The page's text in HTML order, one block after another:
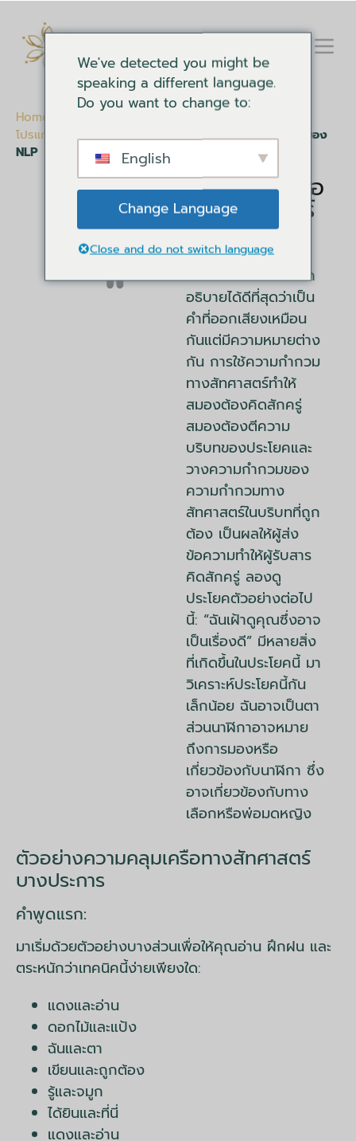
Home เอกสารการพัฒนาตนเอง
คลังข้อมูลการเขียน
โปรแกรมทางภาษาประสาท-ความคลุมเครือทางสัทศาสตร์ของ
NLP
ความคลุมเครือ
ทางสัทศาสตร์
ของ NLP
ใน NLP ความกำกวม
ทางสัทศาสตร์สามารถ
อธิบายได้ดีที่สุดว่าเป็น
คำที่ออกเสียงเหมือน
กันแต่มีความหมายต่าง
กัน การใช้ความกำกวม
ทางสัทศาสตร์ทำให้
สมองต้องคิดสักครู่
สมองต้องตีความ
บริบทของประโยคและ
วางความกำกวมของ
ความกำกวมทาง
สัทศาสตร์ในบริบทที่ถูก
ต้อง เป็นผลให้ผู้ส่ง
ข้อความทำให้ผู้รับสาร
คิดสักครู่ ลองดู
ประโยคตัวอย่างต่อไป
นี้: “ฉันเฝ้าดูคุณซึ่งอาจ
เป็นเรื่องดี” มีหลายสิ่ง
ที่เกิดขึ้นในประโยคนี้ มา
วิเคราะห์ประโยคนี้กัน
เล็กน้อย ฉันอาจเป็นตา
ส่วนนาฬิกาอาจหมาย
ถึงการมองหรือ
เกี่ยวข้องกับนาฬิกา ซึ่ง
อาจเกี่ยวข้องกับทาง
เลือกหรือพ่อมดหญิง
ตัวอย่างความคลุมเครือทางสัทศาสตร์
บางประการ
คำพูดแรก:
มาเริ่มด้วยตัวอย่างบางส่วนเพื่อให้คุณอ่าน ฝึกฝน และ
ตระหนักว่าเทคนิคนี้ง่ายเพียงใด:
แดงและอ่าน
ดอกไม้และแป้ง
ฉันและตา
เขียนและถูกต้อง
รู้และจมูก
ได้ยินและที่นี่
แดงและอ่าน
We've detected you might be
speaking a different language.
Do you want to change to:
English
Change Language
Close and do not switch language